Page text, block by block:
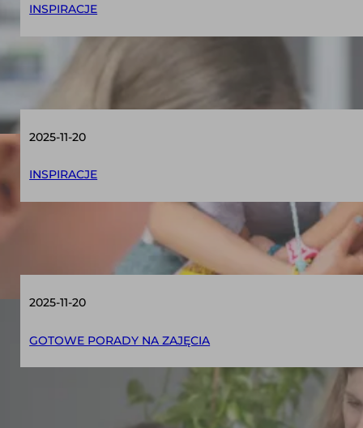
INSPIRACJE
5 rzeczy, które masz pod ręką, a dzięki
2025-11-20
INSPIRACJE
12 dobrze znanych gier, które sprawdzą
2025-11-20
GOTOWE PORADY NA ZAJĘCIA
Pomoc w radzeniu sobie z trudnymi